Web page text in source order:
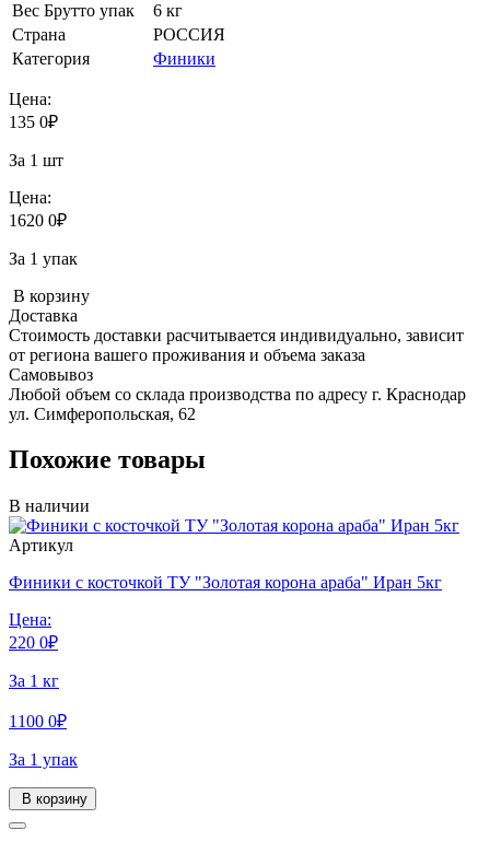
Вес Брутто упак
6 кг
Страна
РОССИЯ
Категория
Финики
Цена:
135 0₽
За 1 шт
Цена:
1620 0₽
За 1 упак
В корзину
Доставка
Стоимость доставки расчитывается индивидуально, зависит
от региона вашего проживания и объема заказа
Самовывоз
Любой объем со склада производства по адресу г. Краснодар
ул. Симферопольская, 62
Похожие товары
В наличии
Артикул
Финики с косточкой ТУ "Золотая корона араба" Иран 5кг
Цена:
220 0₽
За 1 кг
1100 0₽
За 1 упак
В корзину